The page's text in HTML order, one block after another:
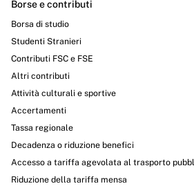
Borse e contributi
Borsa di studio
Studenti Stranieri
Contributi FSC e FSE
Altri contributi
Attività culturali e sportive
Accertamenti
Tassa regionale
Decadenza o riduzione benefici
Accesso a tariffa agevolata al trasporto
Riduzione della tariffa mensa